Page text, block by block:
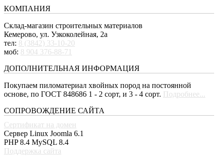
КОМПАНИЯ
Склад-магазин строительных материалов
Кемерово, ул. Узкоколейная, 2а
тел: 8 (3842) 33-10-20
моб: 8 904 376-88-71
ДОПОЛНИТЕЛЬНАЯ ИНФОРМАЦИЯ
Покупаем пиломатериал хвойных пород на постоянной
основе, по ГОСТ 848686 1 - 2 сорт, и 3 - 4 сорт. Подробнее...
СОПРОВОЖДЕНИЕ САЙТА
Сертификат на домен
Сервер Linux Joomla 6.1
PHP 8.4 MySQL 8.4
Поддержка сайта